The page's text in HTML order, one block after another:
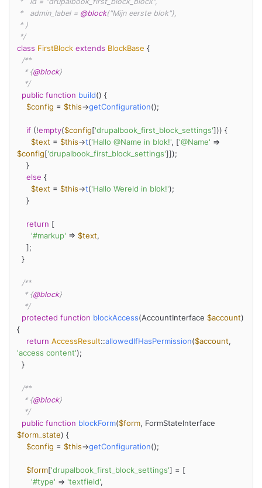
*   admin_label = @block("Mijn eerste blok"),
*/
class FirstBlock extends BlockBase {
/**
   * {
@block}
   */
public function build() {
$config = $this->getConfiguration();
if (!empty($config['drupalbook_first_block_settings'])) {
$text = $this->t('Hallo @Name in blok!', ['@Name'
$config['drupalbook_first_block_settings']]);
else {
$text = $this->t('Hallo Wereld in blok!');
return [
'#markup' => $text,
/**
   * {
@block}
   */
protected function blockAccess(AccountInterface $account
{
return AccessResult::allowedIfHasPermission($account
'access content');
/**
   * {
@block}
   */
public function blockForm($form
$form_state) {
$config = $this->getConfiguration();
$form['drupalbook_first_block_settings'] = [
'#type' => 'textfield',